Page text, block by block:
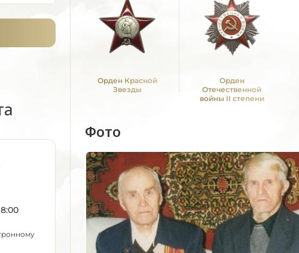
Орден Красной
Звезды
Орден
Отечественной
войны II степени
Фото